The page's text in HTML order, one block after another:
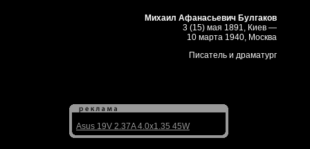
Михаил Афанасьевич Булгаков
3 (15) мая 1891, Киев —
10 марта 1940, Москва
Писатель и драматург
Asus 19V 2.37A 4.0x1.35 45W